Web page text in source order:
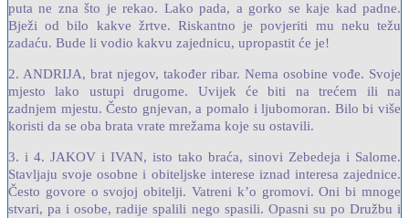
puta ne zna što je rekao. Lako pada, a gorko se kaje kad padne.
Bježi od bilo kakve žrtve. Riskantno je povjeriti mu neku težu
zadaću. Bude li vodio kakvu zajednicu, upropastit će je!
2. ANDRIJA, brat njegov, također ribar. Nema osobine vođe. Svoje
mjesto lako ustupi drugome. Uvijek će biti na trećem ili na
zadnjem mjestu. Često gnjevan, a pomalo i ljubomoran. Bilo bi više
koristi da se oba brata vrate mrežama koje su ostavili.
3. i 4. JAKOV i IVAN, isto tako braća, sinovi Zebedeja i Salome.
Stavljaju svoje osobne i obiteljske interese iznad interesa zajednice.
Često govore o svojoj obitelji. Vatreni k’o gromovi. Oni bi mnoge
stvari, pa i osobe, radije spalili nego spasili. Opasni su po Družbu i